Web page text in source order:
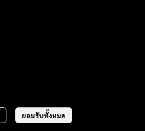
ยอมรับทั้งหมด